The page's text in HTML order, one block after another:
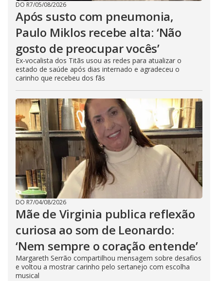
DO R7/05/08/2026
Após susto com pneumonia,
Paulo Miklos recebe alta: ‘Não
gosto de preocupar vocês’
Ex-vocalista dos Titãs usou as redes para atualizar o
estado de saúde após dias internado e agradeceu o
carinho que recebeu dos fãs
DO R7/04/08/2026
Mãe de Virginia publica reflexão
curiosa ao som de Leonardo:
‘Nem sempre o coração entende’
Margareth Serrão compartilhou mensagem sobre desafios
e voltou a mostrar carinho pelo sertanejo com escolha
musical